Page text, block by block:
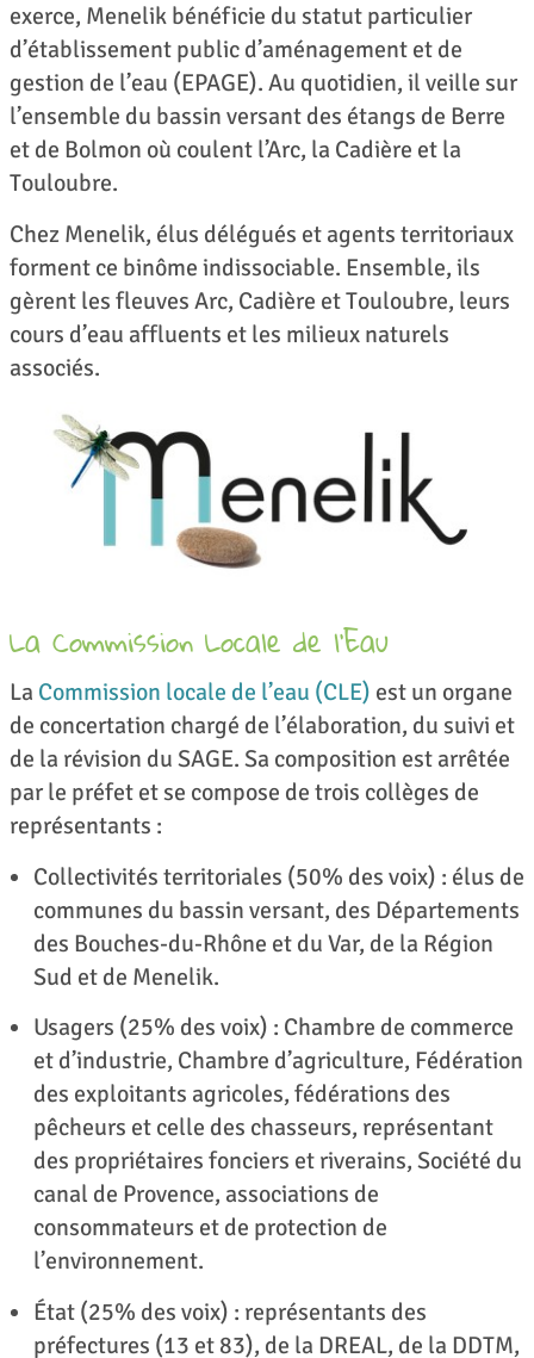
exerce, Menelik bénéficie du statut particulier
d’établissement public d’aménagement et de
gestion de l’eau (EPAGE). Au quotidien, il veille sur
l’ensemble du bassin versant des étangs de Berre
et de Bolmon où coulent l’Arc, la Cadière et la
Touloubre.
Chez Menelik, élus délégués et agents territoriaux
forment ce binôme indissociable. Ensemble, ils
gèrent les fleuves Arc, Cadière et Touloubre, leurs
cours d’eau affluents et les milieux naturels
associés.
La Commission Locale de l’Eau
La Commission locale de l’eau (CLE) est un organe
de concertation chargé de l’élaboration, du suivi et
de la révision du SAGE. Sa composition est arrêtée
par le préfet et se compose de trois collèges de
représentants :
Collectivités territoriales (50% des voix) : élus de
communes du bassin versant, des Départements
des Bouches-du-Rhône et du Var, de la Région
Sud et de Menelik.
Usagers (25% des voix) : Chambre de commerce
et d’industrie, Chambre d’agriculture, Fédération
des exploitants agricoles, fédérations des
pêcheurs et celle des chasseurs, représentant
des propriétaires fonciers et riverains, Société du
canal de Provence, associations de
consommateurs et de protection de
l’environnement.
État (25% des voix) : représentants des
préfectures (13 et 83), de la DREAL, de la DDTM,